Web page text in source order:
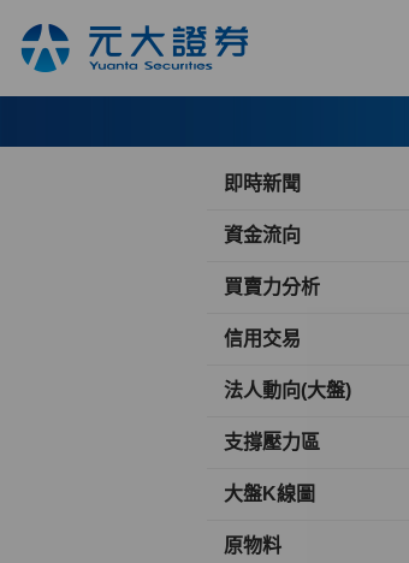
即時新聞
資金流向
買賣力分析
信用交易
法人動向(大盤)
支撐壓力區
大盤K線圖
原物料